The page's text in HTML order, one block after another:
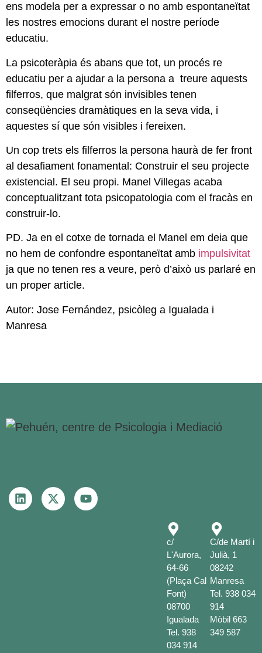
ens modela per a expressar o no amb espontaneïtat
les nostres emocions durant el nostre període
educatiu.
La psicoteràpia és abans que tot, un procés re
educatiu per a ajudar a la persona a treure aquests
filferros, que malgrat són invisibles tenen
conseqüències dramàtiques en la seva vida, i
aquestes sí que són visibles i fereixen.
Un cop trets els filferros la persona haurà de fer front
al desafiament fonamental: Construir el seu projecte
existencial. El seu propi. Manel Villegas acaba
conceptualitzant tota psicopatologia com el fracàs en
construir-lo.
PD. Ja en el cotxe de tornada el Manel em deia que
no hem de confondre espontaneïtat amb impulsivitat
ja que no tenen res a veure, però d’això us parlaré en
un proper article.
Autor: Jose Fernández, psicòleg a Igualada i
Manresa
c/
L'Aurora,
64-66
(Plaça Cal
Font)
08700
Igualada
Tel. 938
034 914
C/de Martí i
Julià, 1
08242
Manresa
Tel.938 034
914
Mòbil663
349 587